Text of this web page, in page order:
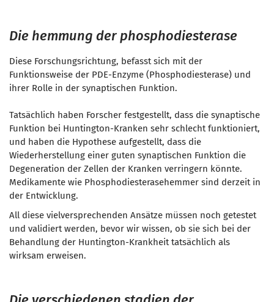
Die hemmung der phosphodiesterase
Diese Forschungsrichtung, befasst sich mit der
Funktionsweise der PDE-Enzyme (Phosphodiesterase) und
ihrer Rolle in der synaptischen Funktion.
Tatsächlich haben Forscher festgestellt, dass die synaptische
Funktion bei Huntington-Kranken sehr schlecht funktioniert,
und haben die Hypothese aufgestellt, dass die
Wiederherstellung einer guten synaptischen Funktion die
Degeneration der Zellen der Kranken verringern könnte.
Medikamente wie Phosphodiesterasehemmer sind derzeit in
der Entwicklung.
All diese vielversprechenden Ansätze müssen noch getestet
und validiert werden, bevor wir wissen, ob sie sich bei der
Behandlung der Huntington-Krankheit tatsächlich als
wirksam erweisen.